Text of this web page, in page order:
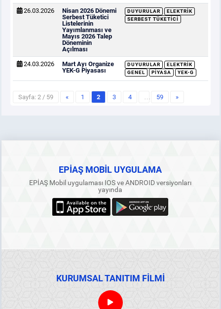
26.03.2026
Nisan 2026 Dönemi
Serbest Tüketici
Listelerinin
Yayımlanması ve
Mayıs 2026 Talep
Döneminin
Açılması
DUYURULAR
ELEKTRIK
SERBEST TÜKETICI
24.03.2026
Mart Ayı Organize
YEK-G Piyasası
DUYURULAR
ELEKTRIK
GENEL
PIYASA YEK-G
Sayfa: 2 / 59 « 1 2 3 4 … 59 »
EPİAŞ MOBİL UYGULAMA
EPİAŞ Mobil uygulaması IOS ve ANDROID versiyonları
yayında
KURUMSAL TANITIM FİLMİ